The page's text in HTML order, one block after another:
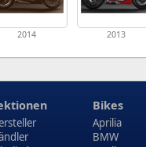
2014 2013
Bikes
Aprilia
BMW